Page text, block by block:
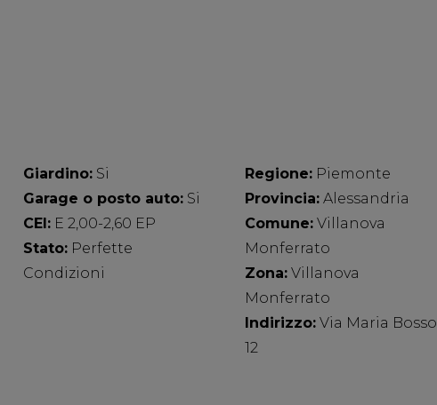
Giardino:Si
Garage o posto auto:Si
CEI:E 2,00-2,60 EP
Stato:Perfette
Condizioni
Regione:Piemonte
Provincia:Alessandria
Comune:Villanova
Monferrato
Zona:Villanova
Monferrato
Indirizzo:Via Maria Bosso
12